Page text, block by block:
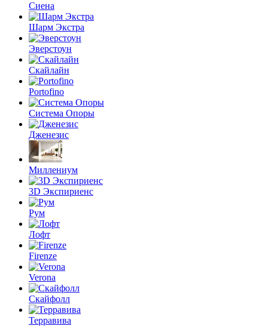
Сиена
Шарм Экстра
Эверстоун
Скайлайн
Portofino
Система Опоры
Дженезис
Миллениум
3D Экспириенс
Рум
Лофт
Firenze
Verona
Скайфолл
Терравива